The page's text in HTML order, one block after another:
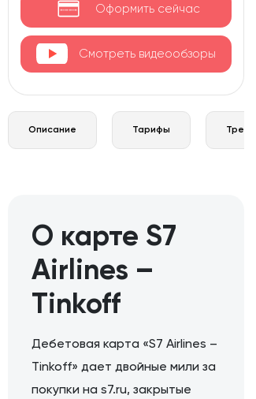
Оформить сейчас
Смотреть видеообзоры
Описание Тарифы
О карте S7
Airlines –
Tinkoff
Дебетовая карта «S7 Airlines –
Tinkoff» дает двойные мили за
покупки на s7.ru, закрытые